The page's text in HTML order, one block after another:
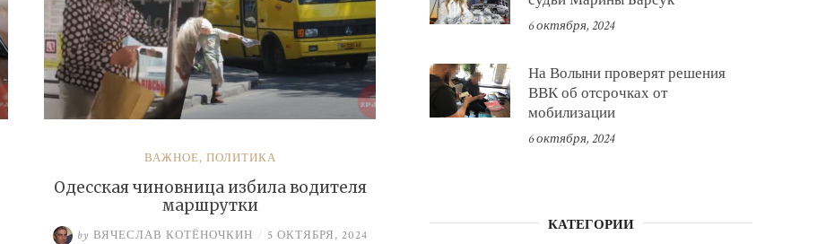
ВАЖНОЕ, ПОЛИТИКА
Одесская чиновница избила водителя
маршрутки
by ВЯЧЕСЛАВ КОТЁНОЧКИН / 5 ОКТЯБРЯ, 2024
6 октября, 2024
На Волыни проверят решения
ВВК об отсрочках от
мобилизации
6 октября, 2024
КАТЕГОРИИ